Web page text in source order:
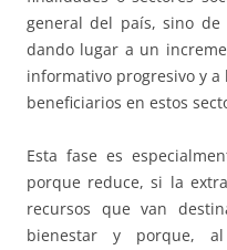
general del país, sino
dando lugar a un
informativo progresivo y a
beneficiarios en estos
Esta fase es
porque reduce, si la
recursos que van
bienestar y porque,